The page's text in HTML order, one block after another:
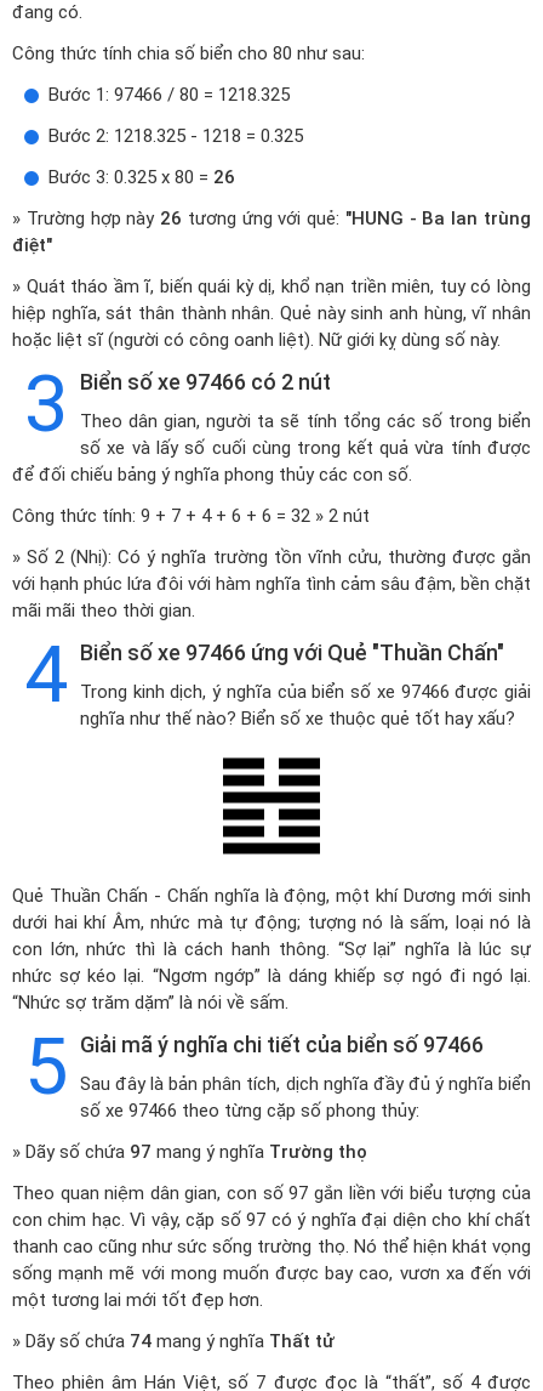
đang có.
Công thức tính chia số biển cho 80 như sau:
Bước 1: 97466 / 80 = 1218.325
Bước 2: 1218.325 - 1218 = 0.325
Bước 3: 0.325 x 80 = 26
» Trường hợp này 26 tương ứng với quẻ: "HUNG - Ba lan trùng
điệt"
» Quát tháo ầm ĩ, biến quái kỳ dị, khổ nạn triền miên, tuy có lòng
hiệp nghĩa, sát thân thành nhân. Quẻ này sinh anh hùng, vĩ nhân
hoặc liệt sĩ (người có công oanh liệt). Nữ giới kỵ dùng số này.
3 Biển số xe 97466 có 2 nút
Theo dân gian, người ta sẽ tính tổng các số trong biển
số xe và lấy số cuối cùng trong kết quả vừa tính được
để đối chiếu bảng ý nghĩa phong thủy các con số.
Công thức tính: 9 + 7 + 4 + 6 + 6 = 32 » 2 nút
» Số 2 (Nhị): Có ý nghĩa trường tồn vĩnh cửu, thường được gắn
với hạnh phúc lứa đôi với hàm nghĩa tình cảm sâu đậm, bền chặt
mãi mãi theo thời gian.
4 Biển số xe 97466 ứng với Quẻ "Thuần Chấn"
Trong kinh dịch, ý nghĩa của biển số xe 97466 được giải
nghĩa như thế nào? Biển số xe thuộc quẻ tốt hay xấu?
Quẻ Thuần Chấn - Chấn nghĩa là động, một khí Dương mới sinh
dưới hai khí Âm, nhức mà tự động; tượng nó là sấm, loại nó là
con lớn, nhức thì là cách hanh thông. “Sợ lại” nghĩa là lúc sự
nhức sợ kéo lại. “Ngơm ngớp” là dáng khiếp sợ ngó đi ngó lại.
“Nhức sợ trăm dặm” là nói về sấm.
5 Giải mã ý nghĩa chi tiết của biển số 97466
Sau đây là bản phân tích, dịch nghĩa đầy đủ ý nghĩa biển
số xe 97466 theo từng cặp số phong thủy:
» Dãy số chứa 97 mang ý nghĩa Trường thọ
Theo quan niệm dân gian, con số 97 gắn liền với biểu tượng của
con chim hạc. Vì vậy, cặp số 97 có ý nghĩa đại diện cho khí chất
thanh cao cũng như sức sống trường thọ. Nó thể hiện khát vọng
sống mạnh mẽ với mong muốn được bay cao, vươn xa đến với
một tương lai mới tốt đẹp hơn.
» Dãy số chứa 74 mang ý nghĩa Thất tử
Theo phiên âm Hán Việt, số 7 được đọc là “thất”, số 4 được